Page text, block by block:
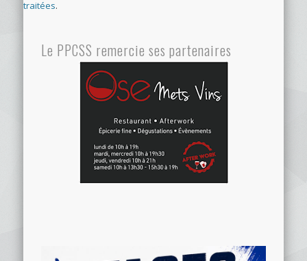
traitées.
Le PPCSS remercie ses partenaires